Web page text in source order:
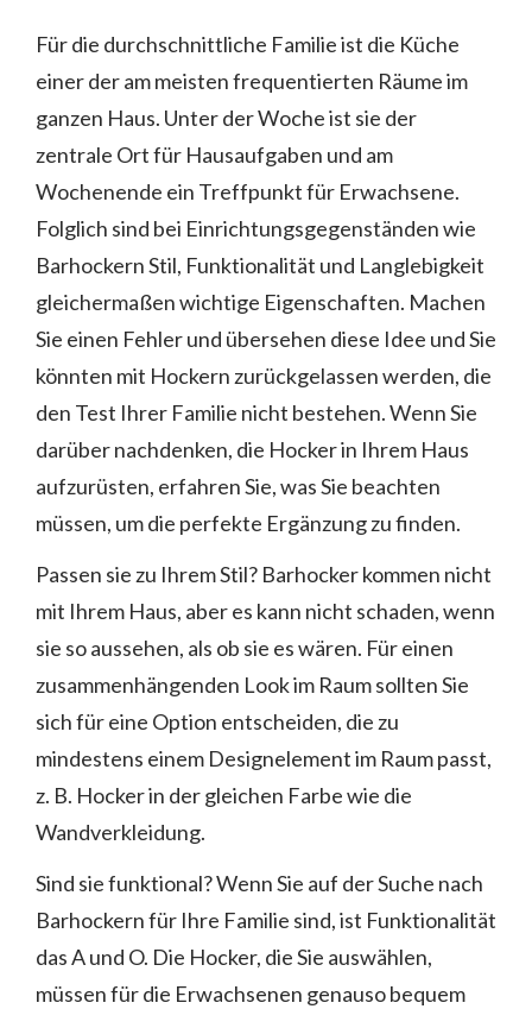
Für die durchschnittliche Familie ist die Küche
einer der am meisten frequentierten Räume im
ganzen Haus. Unter der Woche ist sie der
zentrale Ort für Hausaufgaben und am
Wochenende ein Treffpunkt für Erwachsene.
Folglich sind bei Einrichtungsgegenständen wie
Barhockern Stil, Funktionalität und Langlebigkeit
gleichermaßen wichtige Eigenschaften. Machen
Sie einen Fehler und übersehen diese Idee und Sie
könnten mit Hockern zurückgelassen werden, die
den Test Ihrer Familie nicht bestehen. Wenn Sie
darüber nachdenken, die Hocker in Ihrem Haus
aufzurüsten, erfahren Sie, was Sie beachten
müssen, um die perfekte Ergänzung zu finden.
Passen sie zu Ihrem Stil? Barhocker kommen nicht
mit Ihrem Haus, aber es kann nicht schaden, wenn
sie so aussehen, als ob sie es wären. Für einen
zusammenhängenden Look im Raum sollten Sie
sich für eine Option entscheiden, die zu
mindestens einem Designelement im Raum passt,
z. B. Hocker in der gleichen Farbe wie die
Wandverkleidung.
Sind sie funktional? Wenn Sie auf der Suche nach
Barhockern für Ihre Familie sind, ist Funktionalität
das A und O. Die Hocker, die Sie auswählen,
müssen für die Erwachsenen genauso bequem